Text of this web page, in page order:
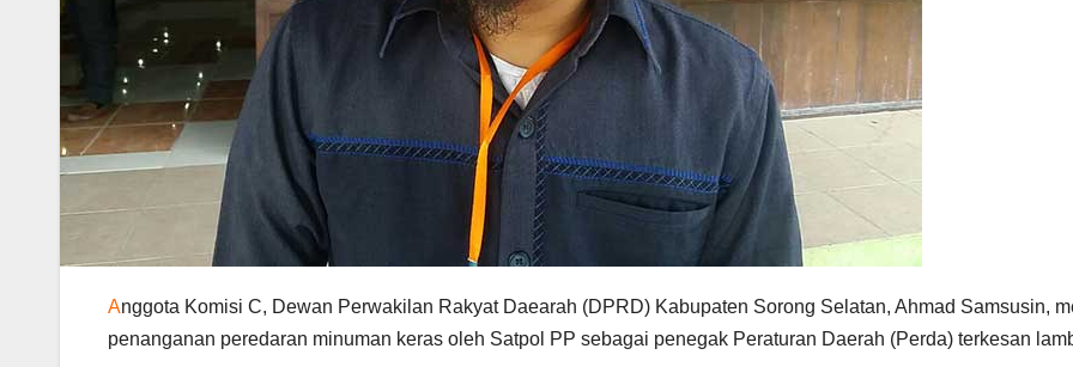
Anggota Komisi C, Dewan Perwakilan Rakyat Daearah (DPRD) Kabupaten Sorong Selatan, Ahmad Samsusin,
penanganan peredaran minuman keras oleh Satpol PP sebagai penegak Peraturan Daerah (Perda) terkesan